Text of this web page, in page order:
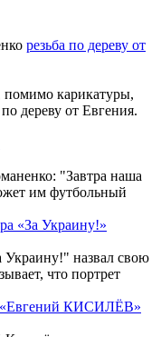
резьба по дереву от
помимо карикатуры,
дереву от Евгения.
"Завтра наша
им футбольный
«За Украину!»
назвал свою
что портрет
КИСИЛЁВ»